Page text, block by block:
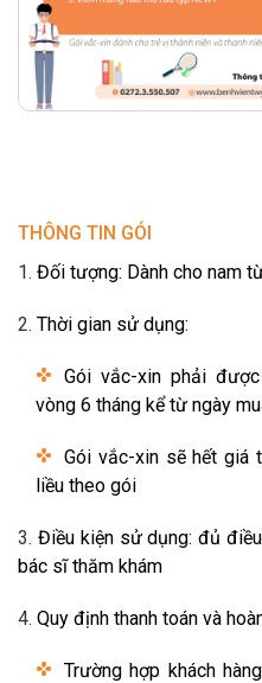
THÔNG TIN GÓI
Đối tượng: Dành cho nam
Thời gian sử dụng:
Gói vắc-xin phải
vòng 6 tháng kể từ ngày
Gói vắc-xin sẽ hết giá
liều theo gói
Điều kiện sử dụng: đủ
bác sĩ thăm khám
Quy định thanh toán và
Trường hợp khách